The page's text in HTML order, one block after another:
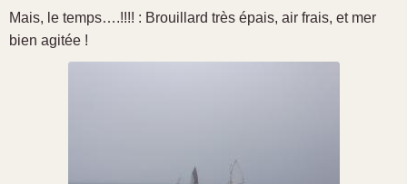
Mais, le temps….!!!! : Brouillard très épais, air frais, et mer
bien agitée !